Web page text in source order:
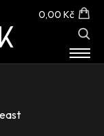
0,00 Kč